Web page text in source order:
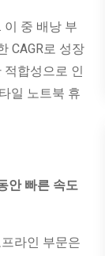
이 중 배낭 부
CAGR로 성장
적합성으로 인
일 노트북 휴
안 빠른 속도
라인 부문은